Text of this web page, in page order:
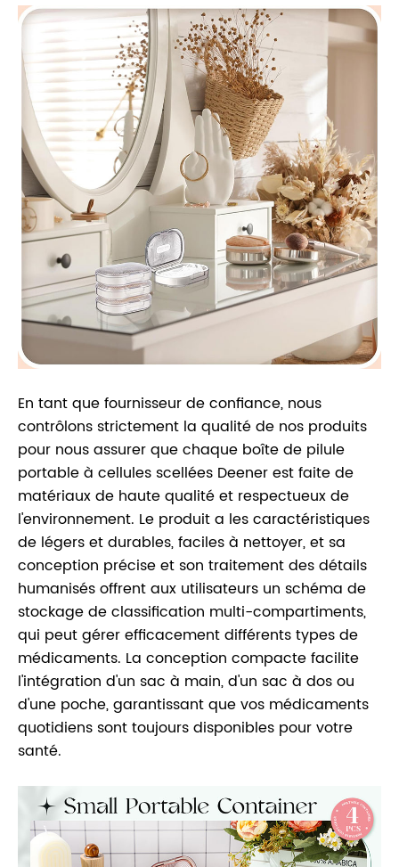
En tant que fournisseur de confiance, nous
contrôlons strictement la qualité de nos produits
pour nous assurer que chaque boîte de pilule
portable à cellules scellées Deener est faite de
matériaux de haute qualité et respectueux de
l'environnement. Le produit a les caractéristiques
de légers et durables, faciles à nettoyer, et sa
conception précise et son traitement des détails
humanisés offrent aux utilisateurs un schéma de
stockage de classification multi-compartiments,
qui peut gérer efficacement différents types de
médicaments. La conception compacte facilite
l'intégration d'un sac à main, d'un sac à dos ou
d'une poche, garantissant que vos médicaments
quotidiens sont toujours disponibles pour votre
santé.